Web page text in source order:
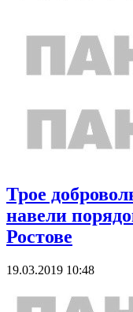
Трое
навели
Ростове
19.03.2019 10:48